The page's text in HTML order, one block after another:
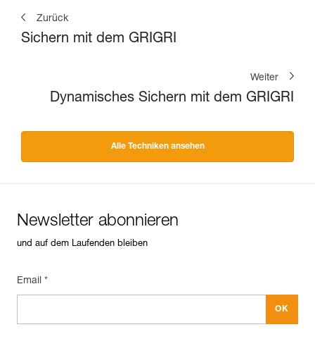
Zurück
Sichern mit dem GRIGRI
Weiter
Dynamisches Sichern mit dem GRIGRI
Alle Techniken ansehen
Newsletter abonnieren
und auf dem Laufenden bleiben
Email *